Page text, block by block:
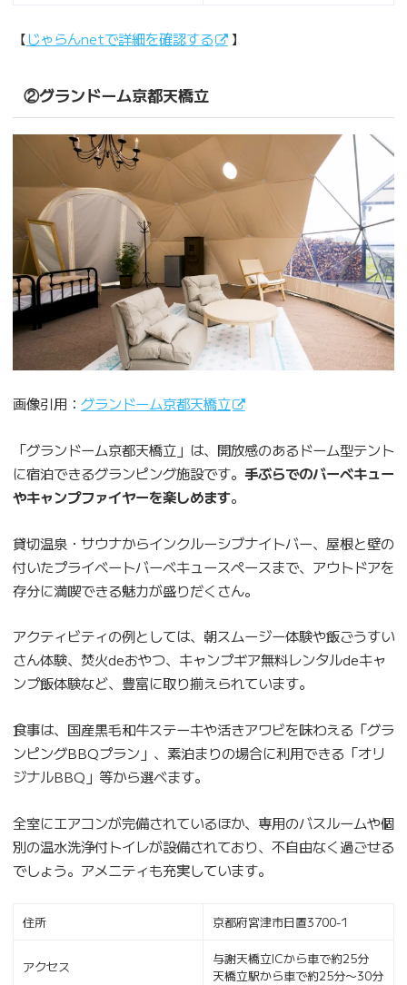
【じゃらんnetで詳細を確認する 】
②グランドーム京都天橋立
画像引用： グランドーム京都天橋立
「グランドーム京都天橋立」は、開放感のあるドーム型テント
に宿泊できるグランピング施設です。 手ぶらでのバーベキュー
やキャンプファイヤーを楽しめます。
貸切温泉・サウナからインクルーシブナイトバー、屋根と壁の
付いたプライベートバーベキュースペースまで、アウトドアを
存分に満喫できる魅力が盛りだくさん。
アクティビティの例としては、朝スムージー体験や飯ごうすい
さん体験、焚火deおやつ、キャンプギア無料レンタルdeキャ
ンプ飯体験など、豊富に取り揃えられています。
食事は、国産黒毛和牛ステーキや活きアワビを味わえる「グラ
ンピングBBQプラン」、素泊まりの場合に利用できる「オリ
ジナルBBQ」等から選べます。
全室にエアコンが完備されているほか、専用のバスルームや個
別の温水洗浄付トイレが設備されており、不自由なく過ごせる
でしょう。アメニティも充実しています。
住所 京都府宮津市日置3700-1
アクセス
与謝天橋立ICから車で約25分
天橋立駅から車で約25分〜30分